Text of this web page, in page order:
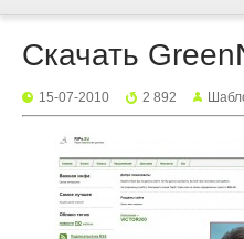
Скачать
15-07-2010 2 892